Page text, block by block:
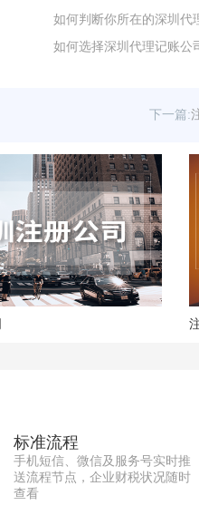
如何判断你所在的深圳代
如何选择深圳代理记账公
下一篇:
标准流程
手机短信、微信及服务号实时推
送流程节点，企业财税状况随时
查看